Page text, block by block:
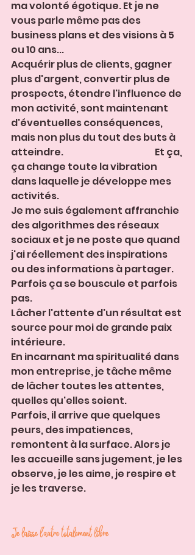
ma volonté égotique. Et je ne
vous parle même pas des
business plans et des visions à 5
ou 10 ans...
Acquérir plus de clients, gagner
plus d'argent, convertir plus de
prospects, étendre l'influence de
mon activité, sont maintenant
d'éventuelles conséquences,
mais non plus du tout des buts à
atteindre.                                                  Et ça,
ça change toute la vibration
dans laquelle je développe mes
activités.
Je me suis également affranchie
des algorithmes des réseaux
sociaux et je ne poste que quand
j'ai réellement des inspirations
ou des informations à partager.
Parfois ça se bouscule et parfois
pas.
Lâcher l'attente d'un résultat est
source pour moi de grande paix
intérieure.
En incarnant ma spiritualité dans
mon entreprise, je tâche même
de lâcher toutes les attentes,
quelles qu'elles soient.
Parfois, il arrive que quelques
peurs, des impatiences,
remontent à la surface. Alors je
les accueille sans jugement, je les
observe, je les aime, je respire et
je les traverse.
Je laisse l'autre totalement libre